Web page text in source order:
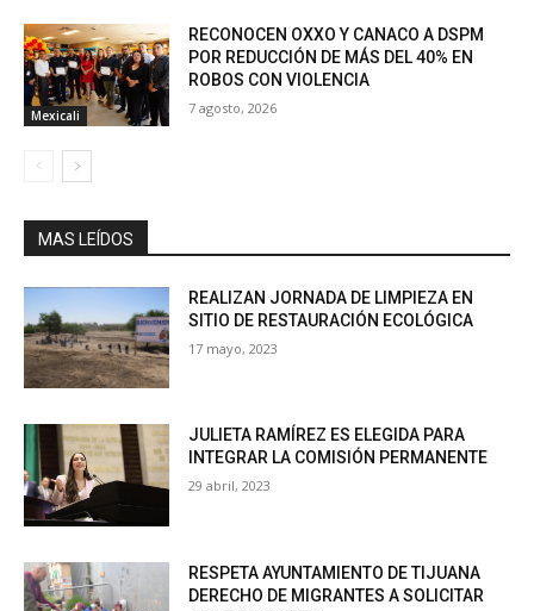
Mexicali
RECONOCEN OXXO Y CANACO A DSPM
POR REDUCCIÓN DE MÁS DEL 40% EN
ROBOS CON VIOLENCIA
7 agosto, 2026
MAS LEÍDOS
REALIZAN JORNADA DE LIMPIEZA EN
SITIO DE RESTAURACIÓN ECOLÓGICA
17 mayo, 2023
JULIETA RAMÍREZ ES ELEGIDA PARA
INTEGRAR LA COMISIÓN PERMANENTE
29 abril, 2023
RESPETA AYUNTAMIENTO DE TIJUANA
DERECHO DE MIGRANTES A SOLICITAR